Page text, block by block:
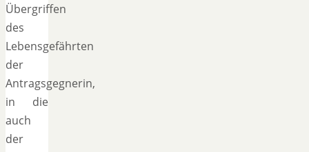
Übergriffen
des
Lebensgefährten
der
Antragsgegnerin,
in die
auch
der